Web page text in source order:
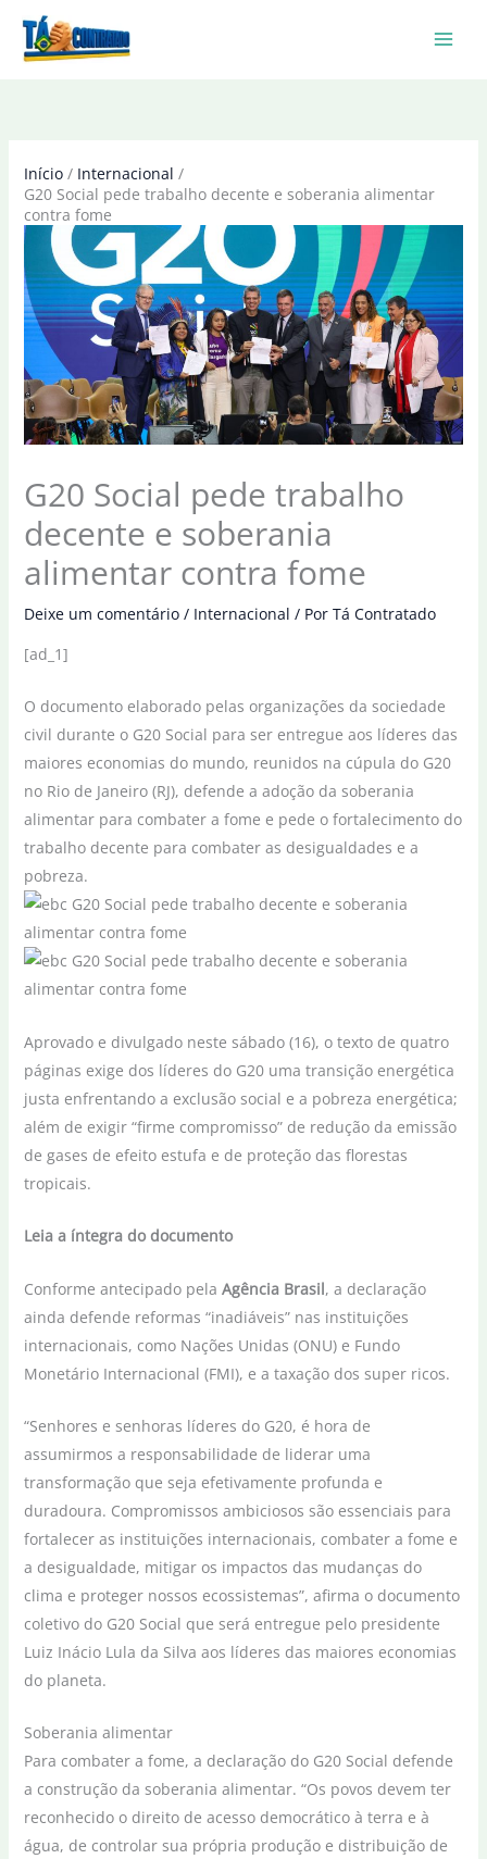
Início
Internacional
G20 Social pede trabalho decente e soberania alimentar
contra fome
G20 Social pede trabalho
decente e soberania
alimentar contra fome
Deixe um comentário / Internacional / Por Tá Contratado
[ad_1]
O documento elaborado pelas organizações da sociedade
civil durante o G20 Social para ser entregue aos líderes das
maiores economias do mundo, reunidos na cúpula do G20
no Rio de Janeiro (RJ), defende a adoção da soberania
alimentar para combater a fome e pede o fortalecimento do
trabalho decente para combater as desigualdades e a
pobreza.
Aprovado e divulgado neste sábado (16), o texto de quatro
páginas exige dos líderes do G20 uma transição energética
justa enfrentando a exclusão social e a pobreza energética;
além de exigir “firme compromisso” de redução da emissão
de gases de efeito estufa e de proteção das florestas
tropicais.
Leia a íntegra do documento
Conforme antecipado pela Agência Brasil, a declaração
ainda defende reformas “inadiáveis” nas instituições
internacionais, como Nações Unidas (ONU) e Fundo
Monetário Internacional (FMI), e a taxação dos super ricos.
“Senhores e senhoras líderes do G20, é hora de
assumirmos a responsabilidade de liderar uma
transformação que seja efetivamente profunda e
duradoura. Compromissos ambiciosos são essenciais para
fortalecer as instituições internacionais, combater a fome e
a desigualdade, mitigar os impactos das mudanças do
clima e proteger nossos ecossistemas”, afirma o documento
coletivo do G20 Social que será entregue pelo presidente
Luiz Inácio Lula da Silva aos líderes das maiores economias
do planeta.
Soberania alimentar
Para combater a fome, a declaração do G20 Social defende
a construção da soberania alimentar. “Os povos devem ter
reconhecido o direito de acesso democrático à terra e à
água, de controlar sua própria produção e distribuição de